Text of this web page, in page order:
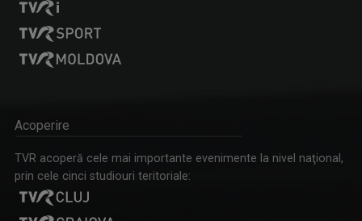
Acoperire
TVR acoperă cele mai importante evenimente la nivel naţional,
prin cele cinci studiouri teritoriale: